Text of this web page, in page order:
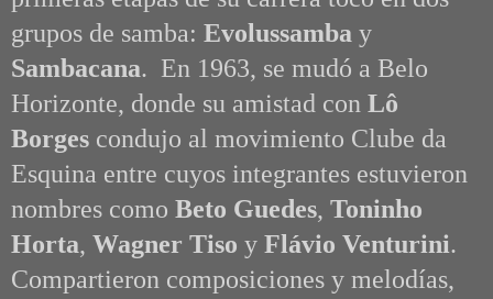
grupos de samba: Evolussamba y
Sambacana. En 1963, se mudó a Belo
Horizonte, donde su amistad con Lô
Borges condujo al movimiento Clube da
Esquina entre cuyos integrantes estuvieron
nombres como Beto Guedes, Toninho
Horta, Wagner Tiso y Flávio Venturini.
Compartieron composiciones y melodías,